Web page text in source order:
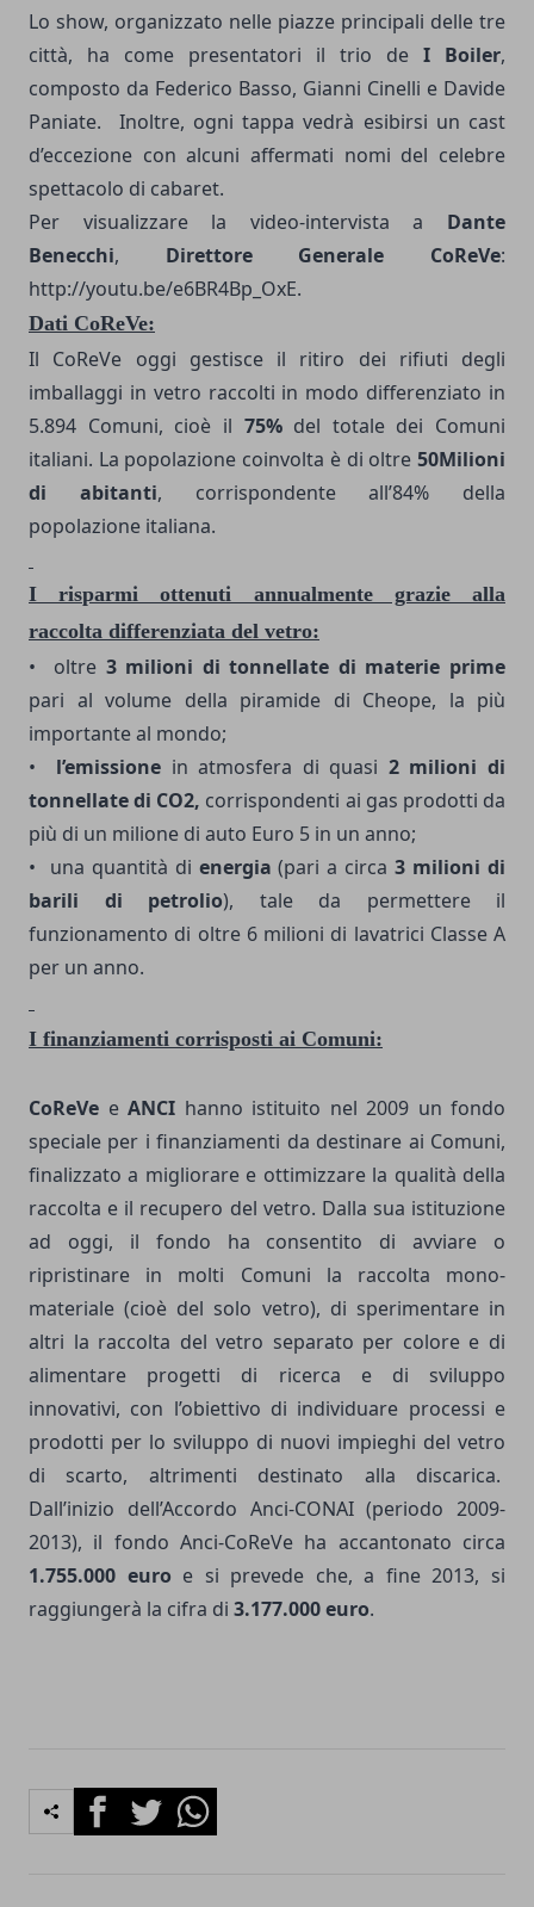
Lo show, organizzato nelle piazze principali delle tre
città, ha come presentatori il trio de I Boiler,
composto da Federico Basso, Gianni Cinelli e Davide
Paniate. Inoltre, ogni tappa vedrà esibirsi un cast
d’eccezione con alcuni affermati nomi del celebre
spettacolo di cabaret.
Per visualizzare la video-intervista a Dante
Benecchi, Direttore Generale CoReVe:
http://youtu.be/e6BR4Bp_OxE.
Dati CoReVe:
Il CoReVe oggi gestisce il ritiro dei rifiuti degli
imballaggi in vetro raccolti in modo differenziato in
5.894 Comuni, cioè il 75%del totale dei Comuni
italiani. La popolazione coinvolta è di oltre 50Milioni
di abitanti, corrispondente all’84% della
popolazione italiana.
I risparmi ottenuti annualmente grazie alla
raccolta differenziata del vetro:
• oltre 3 milioni di tonnellate di materie prime
pari al volume della piramide di Cheope, la più
importante al mondo;
• l’emissione in atmosfera di quasi 2 milioni di
tonnellate di CO2, corrispondenti ai gas prodotti da
più di un milione di auto Euro 5 in un anno;
• una quantità di energia(pari a circa3 milioni di
barili di petrolio),
tale da permettere il
funzionamento di oltre 6 milioni di lavatrici Classe A
per un anno.
I finanziamenti corrisposti ai Comuni:
CoReVe e ANCI hanno istituito nel 2009 un fondo
speciale per i finanziamenti da destinare ai Comuni,
finalizzato a migliorare e ottimizzare la qualità della
raccolta e il recupero del vetro. Dalla sua istituzione
ad oggi, il fondo ha consentito di avviare o
ripristinare in molti Comuni la raccolta mono-
materiale (cioè del solo vetro), di sperimentare in
altri la raccolta del vetro separato per colore e di
alimentare progetti di ricerca e di sviluppo
innovativi, con l’obiettivo di individuare processi e
prodotti per lo sviluppo di nuovi impieghi del vetro
di scarto, altrimenti destinato alla discarica.
Dall’inizio dell’Accordo Anci-CONAI (periodo 2009-
2013), il fondo Anci-CoReVe ha accantonato circa
1.755.000 euro e si prevede che, a fine 2013, si
raggiungerà la cifra di 3.177.000 euro.
FacebookTwitterWhatsapp